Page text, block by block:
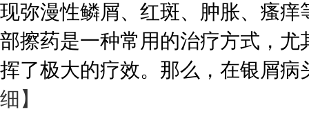
现弥漫性鳞屑、红斑、肿胀、瘙
部擦药是一种常用的治疗方式，
挥了极大的疗效。那么，在银屑
细】